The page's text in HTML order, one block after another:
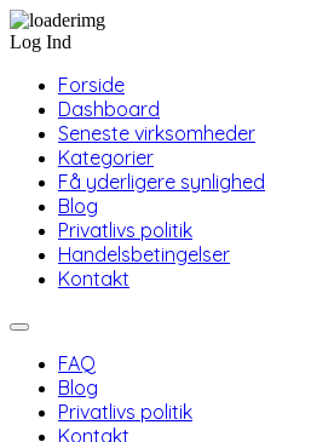
Log Ind
Forside
Dashboard
Seneste virksomheder
Kategorier
Få yderligere synlighed
Blog
Privatlivs politik
Handelsbetingelser
Kontakt
FAQ
Blog
Privatlivs politik
Kontakt